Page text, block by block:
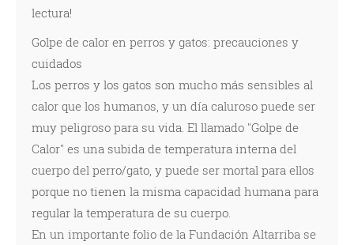
lectura!
Golpe de calor en perros y gatos: precauciones y
cuidados
Los perros y los gatos son mucho más sensibles al
calor que los humanos, y un día caluroso puede ser
muy peligroso para su vida. El llamado "Golpe de
Calor" es una subida de temperatura interna del
cuerpo del perro/gato, y puede ser mortal para ellos
porque no tienen la misma capacidad humana para
regular la temperatura de su cuerpo.
En un importante folio de la Fundación Altarriba se